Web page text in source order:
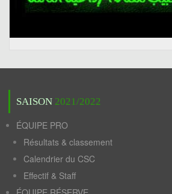
SAISON 2021/2022
ÉQUIPE PRO
Résultats & classement
Calendrier du CSC
Effectif & Staff